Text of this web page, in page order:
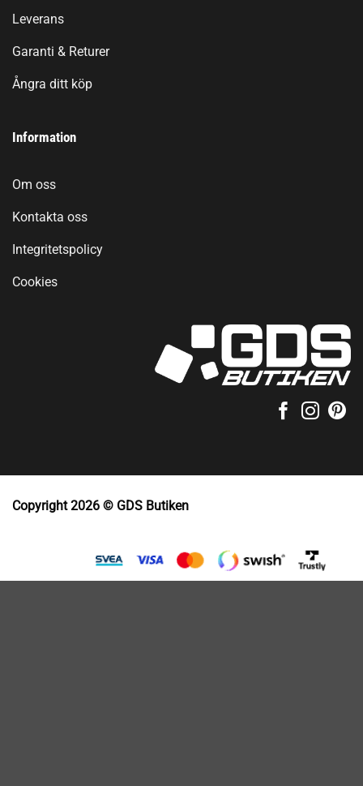
Leverans
Garanti & Returer
Ångra ditt köp
Information
Om oss
Kontakta oss
Integritetspolicy
Cookies
Copyright 2026 © GDS Butiken